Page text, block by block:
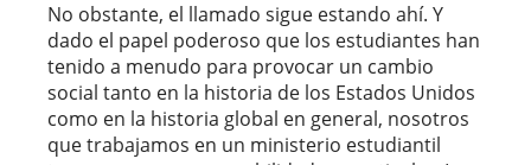
No obstante, el llamado sigue estando ahí. Y
dado el papel poderoso que los estudiantes han
tenido a menudo para provocar un cambio
social tanto en la historia de los Estados Unidos
como en la historia global en general, nosotros
que trabajamos en un ministerio estudiantil